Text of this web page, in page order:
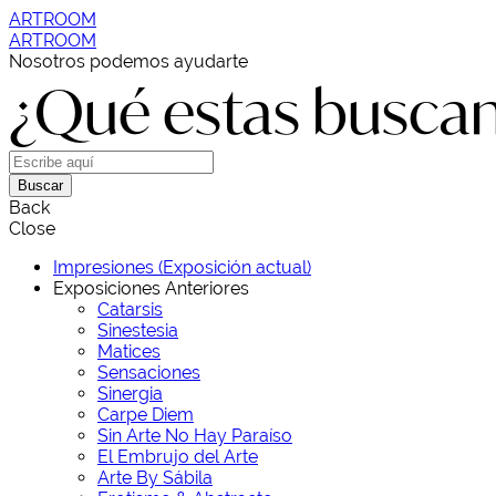
ARTROOM
ARTROOM
Nosotros podemos ayudarte
¿Qué estas
Buscar
Back
Close
Impresiones (Exposición actual)
Exposiciones Anteriores
Catarsis
Sinestesia
Matices
Sensaciones
Sinergia
Carpe Diem
Sin Arte No Hay Paraíso
El Embrujo del Arte
Arte By Sábila